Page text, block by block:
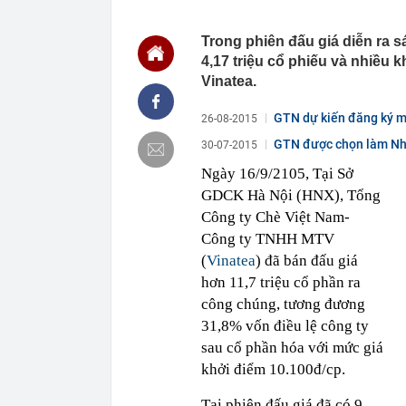
chắn là siêu
23:14
Bí mật được
22:48
5 LOẠI rau
nên cẩn
nghỉ hè
22:25
Vì sao đồ ăn
22:07
Không cần
huynh - giáo
22:03
Ukraine tập
của Nga
22:02
Nam NSND,
vợ thiếu tá
Một ô tô
định: Riêng
Trong phiên đấu giá diễn ra
4,17 triệu cổ phiếu và nhiều
Vinatea.
26-08-2015 GTN dự kiến đăng ký
30-07-2015 GTN được chọn làm
Ngày 16/9/2105, Tại Sở
GDCK Hà Nội (HNX), Tổng
Công ty Chè Việt Nam-
Công ty TNHH MTV
(Vinatea) đã bán đấu giá
hơn 11,7 triệu cổ phần ra
công chúng, tương đương
31,8% vốn điều lệ công ty
sau cổ phần hóa với mức giá
khởi điểm 10.100đ/cp.